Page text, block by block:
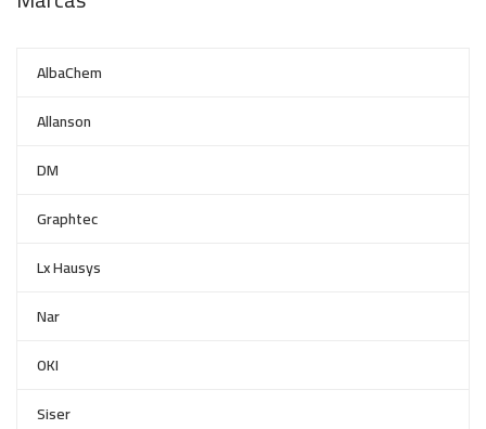
AlbaChem
Allanson
DM
Graphtec
Lx Hausys
Nar
OKI
Siser